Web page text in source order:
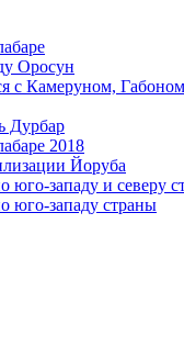
Оросун
с Камеруном,
Дурбар
2018
Йоруба
юго-западу и северу
юго-западу страны